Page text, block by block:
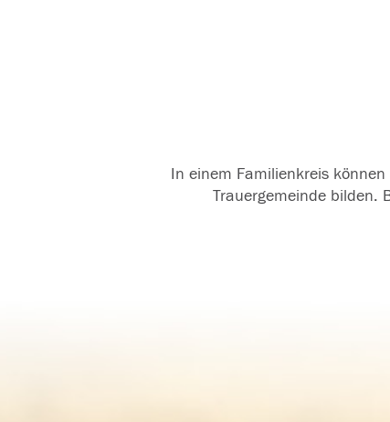
In einem Familienkreis
Trauergemeinde bilden.